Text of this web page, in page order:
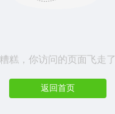
糟糕，你访问的页面飞走了
返回首页